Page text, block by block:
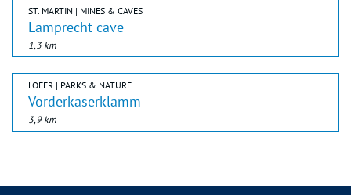
ST. MARTIN | MINES & CAVES
Lamprecht cave
1,3 km
LOFER | PARKS & NATURE
Vorderkaserklamm
3,9 km